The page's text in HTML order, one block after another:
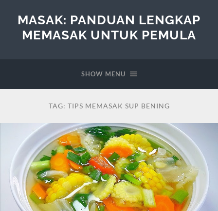
MASAK: PANDUAN LENGKAP
MEMASAK UNTUK PEMULA
SHOW MENU
TAG: TIPS MEMASAK SUP BENING